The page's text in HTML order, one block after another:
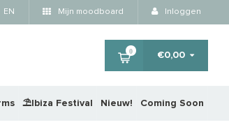
EN Mijn moodboard Inloggen
0 €0,00
⛱️Ibiza Festival Nieuw! Coming Soon